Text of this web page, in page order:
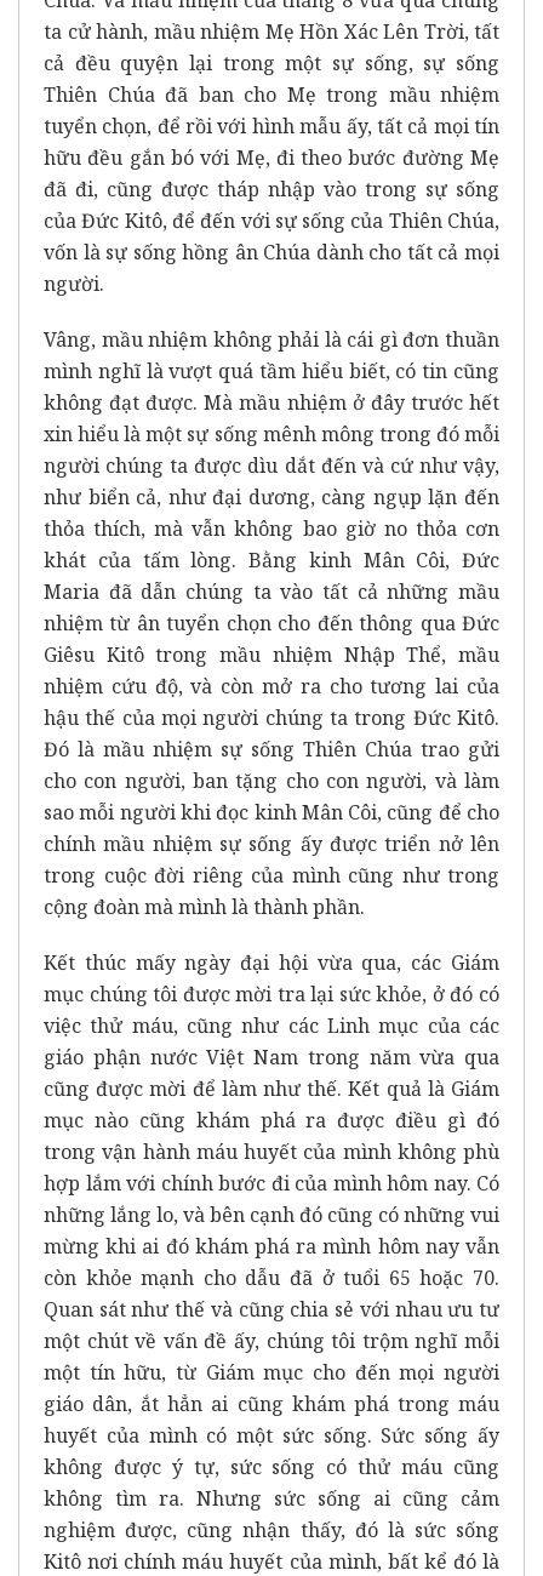
ta cử hành, mầu nhiệm Mẹ Hồn Xác Lên Trời, tất
cả đều quyện lại trong một sự sống, sự sống
Thiên Chúa đã ban cho Mẹ trong mầu nhiệm
tuyển chọn, để rồi với hình mẫu ấy, tất cả mọi tín
hữu đều gắn bó với Mẹ, đi theo bước đường Mẹ
đã đi, cũng được tháp nhập vào trong sự sống
của Đức Kitô, để đến với sự sống của Thiên Chúa,
vốn là sự sống hồng ân Chúa dành cho tất cả mọi
người.
Vâng, mầu nhiệm không phải là cái gì đơn thuần
mình nghĩ là vượt quá tầm hiểu biết, có tin cũng
không đạt được. Mà mầu nhiệm ở đây trước hết
xin hiểu là một sự sống mênh mông trong đó mỗi
người chúng ta được dìu dắt đến và cứ như vậy,
như biển cả, như đại dương, càng ngụp lặn đến
thỏa thích, mà vẫn không bao giờ no thỏa cơn
khát của tấm lòng. Bằng kinh Mân Côi, Đức
Maria đã dẫn chúng ta vào tất cả những mầu
nhiệm từ ân tuyển chọn cho đến thông qua Đức
Giêsu Kitô trong mầu nhiệm Nhập Thể, mầu
nhiệm cứu độ, và còn mở ra cho tương lai của
hậu thế của mọi người chúng ta trong Đức Kitô.
Đó là mầu nhiệm sự sống Thiên Chúa trao gửi
cho con người, ban tặng cho con người, và làm
sao mỗi người khi đọc kinh Mân Côi, cũng để cho
chính mầu nhiệm sự sống ấy được triển nở lên
trong cuộc đời riêng của mình cũng như trong
cộng đoàn mà mình là thành phần.
Kết thúc mấy ngày đại hội vừa qua, các Giám
mục chúng tôi được mời tra lại sức khỏe, ở đó có
việc thử máu, cũng như các Linh mục của các
giáo phận nước Việt Nam trong năm vừa qua
cũng được mời để làm như thế. Kết quả là Giám
mục nào cũng khám phá ra được điều gì đó
trong vận hành máu huyết của mình không phù
hợp lắm với chính bước đi của mình hôm nay. Có
những lắng lo, và bên cạnh đó cũng có những vui
mừng khi ai đó khám phá ra mình hôm nay vẫn
còn khỏe mạnh cho dẫu đã ở tuổi 65 hoặc 70.
Quan sát như thế và cũng chia sẻ với nhau ưu tư
một chút về vấn đề ấy, chúng tôi trộm nghĩ mỗi
một tín hữu, từ Giám mục cho đến mọi người
giáo dân, ắt hẳn ai cũng khám phá trong máu
huyết của mình có một sức sống. Sức sống ấy
không được ý tự, sức sống có thử máu cũng
không tìm ra. Nhưng sức sống ai cũng cảm
nghiệm được, cũng nhận thấy, đó là sức sống
Kitô nơi chính máu huyết của mình, bất kể đó là